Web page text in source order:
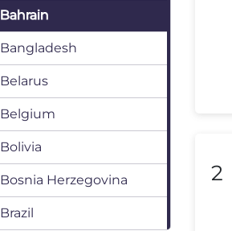
Bahrain
Bangladesh
Belarus
Belgium
Bolivia
Bosnia Herzegovina
Brazil
2